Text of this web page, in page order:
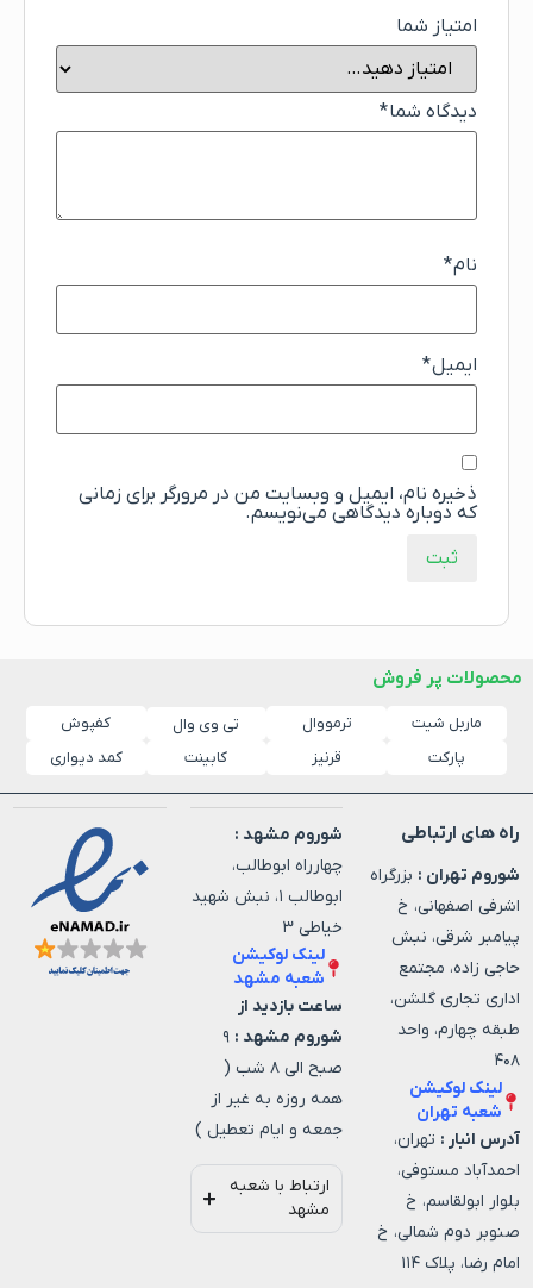
امتیاز شما
دیدگاه شما*
نام*
ایمیل*
ذخیره نام، ایمیل و وبسایت من در مرورگر برای زمانی
که دوباره دیدگاهی می‌نویسم.
محصولات پر فروش
ماربل شیت ترمووال تی وی وال
کفپوش
پارکت
قرنیز کابینت کمد دیواری
راه های ارتباطی
شوروم تهران : بزرگراه
اشرفی اصفهانی، خ
پیامبر شرقی، نبش
حاجی زاده، مجتمع
اداری تجاری گلشن،
طبقه چهارم، واحد
۴۰۸
لینک لوکیشن
شعبه تهران
آدرس انبار : تهران،
احمدآباد مستوفی،
بلوار ابولقاسم، خ
صنوبر دوم شمالی، خ
امام رضا، پلاک ۱۱۴
شوروم مشهد :
چهارراه ابوطالب،
ابوطالب ۱، نبش شهید
خیاطی ۳
لینک لوکیشن
شعبه مشهد
ساعت بازدید از
شوروم مشهد : ۹
صبح الی ۸ شب (
همه روزه به غیر از
جمعه و ایام تعطیل )
ارتباط با شعبه
مشهد